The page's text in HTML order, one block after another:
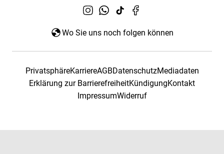
Wo Sie uns noch folgen können
PrivatsphäreKarriereAGBDatenschutzMediadaten
Erklärung zur BarrierefreiheitKündigungKontakt
ImpressumWiderruf